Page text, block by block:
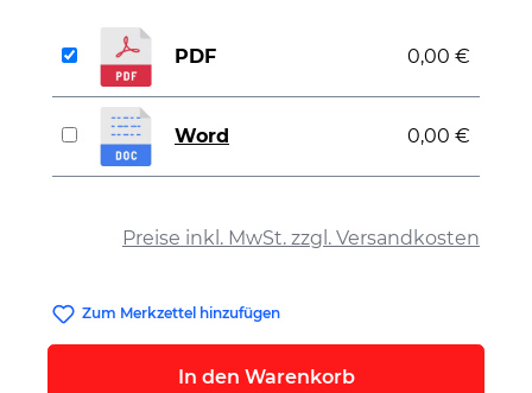
Preise inkl. MwSt. zzgl. Versandkosten
PDF 0,00 €
Word 0,00 €
Zum Merkzettel hinzufügen
In den Warenkorb